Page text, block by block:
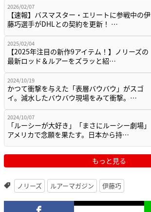
2026/02/07
【速報】バスマスター・エリートに参戦中の伊
藤巧選手がDHLとの契約を更新！ …
2025/02/04
【2025年注目の新作9アイテム！】ノリーズの
最新ロッド＆ルアーをズラッと紹…
2024/10/19
かつて衝撃を与えた「表層バウバウ」がスゴ
イ。減水したバウバウ現場をみて衝撃。…
2024/10/07
「ルーシーが大好き」「まさにルーシー劇場」
アメリカで念願を果たす。日本から持…
もっと見る
ノリーズ ルアーマガジン 伊藤巧